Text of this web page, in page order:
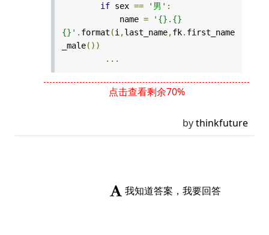
ifsex == '男' :
name =
'{}.{}
{}' . format (i ,last_name,fk. first_name
_male())
...
点击查看剩余70%
bythinkfuture
我知道答案，我要回答